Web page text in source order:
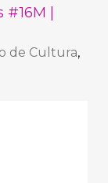
#16M |
de Cultura,